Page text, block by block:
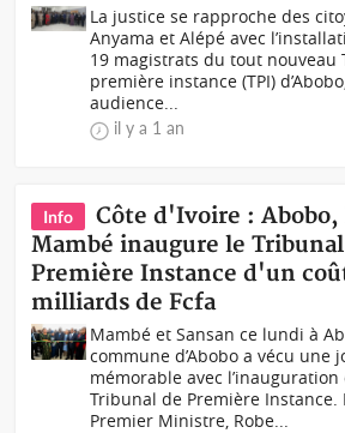
La justice se rapproche des
Anyama et Alépé avec
19 magistrats du tout nouveau
première instance (TPI)
audience...
il y a 1 an
Info
Côte d'Ivoire : Abobo,
Mambé inaugure le
Première Instance d'un
milliards de Fcfa
Mambé et Sansan ce lundi à
commune d’Abobo a vécu une
mémorable avec
Tribunal de Première Instance.
Premier Ministre, Robe...